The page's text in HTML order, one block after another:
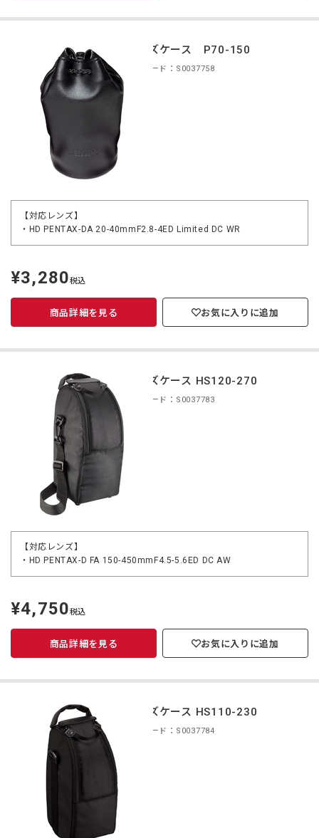
レンズケース P70-150
商品コード：S0037758
【対応レンズ】
・HD PENTAX-DA 20-40mmF2.8-4ED Limited DC WR
定
価
¥3,280税込
商品詳細を見る お気に入りに追加
レンズケース HS120-270
商品コード：S0037783
【対応レンズ】
・HD PENTAX-D FA 150-450mmF4.5-5.6ED DC AW
定
価
¥4,750税込
商品詳細を見る お気に入りに追加
レンズケース HS110-230
商品コード：S0037784